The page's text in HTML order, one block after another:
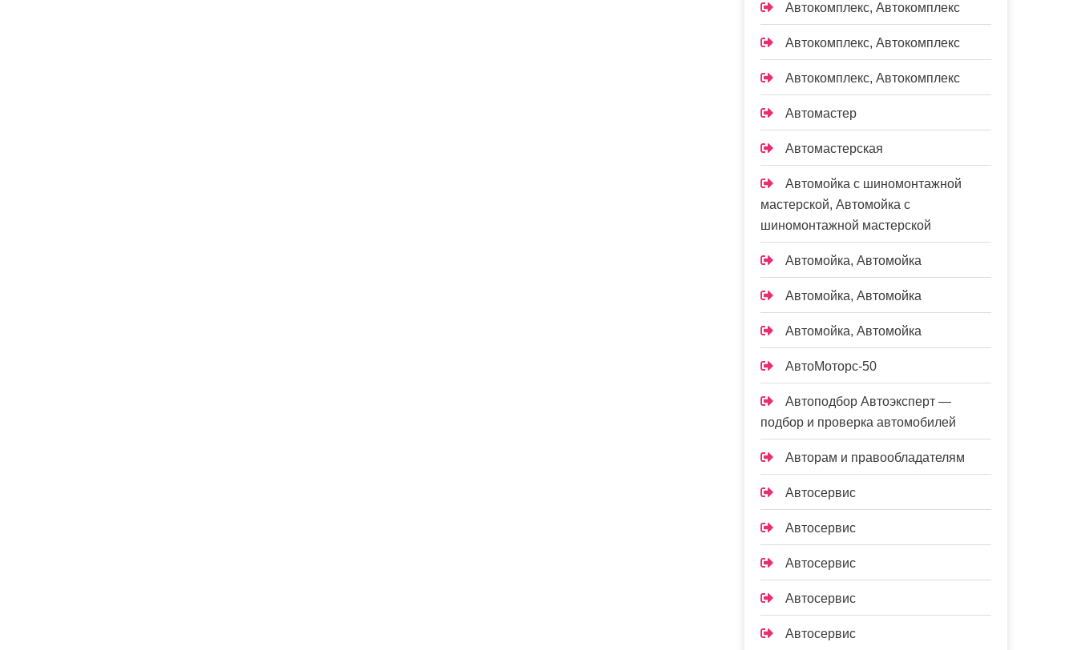
Автокомплекс, Автокомплекс
Автокомплекс, Автокомплекс
Автокомплекс, Автокомплекс
Автомастер
Автомастерская
Автомойка с шиномонтажной
мастерской, Автомойка с
шиномонтажной мастерской
Автомойка, Автомойка
Автомойка, Автомойка
Автомойка, Автомойка
АвтоМоторс-50
Автоподбор Автоэксперт —
подбор и проверка автомобилей
Авторам и правообладателям
Автосервис
Автосервис
Автосервис
Автосервис
Автосервис